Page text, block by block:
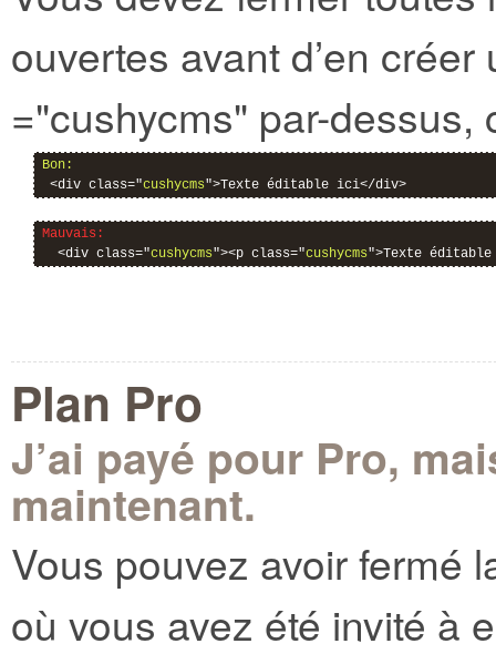
ouvertes avant d’en
="cushycms" par-dessus,
Bon:
<div class="cushycms">Texte éditable ici</div>
Mauvais:
<div class="cushycms"><p class="cushycms">Texte
Plan Pro
J’ai payé pour Pro,
maintenant.
Vous pouvez avoir fermé
où vous avez été invité à